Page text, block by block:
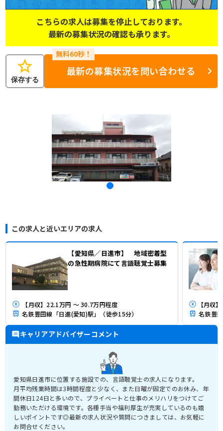
こちらの求人は募集を停止しております。
最新の募集状況の確認も承ります。
star
保存する
最新の募集状況を問い合わせる
この求人と近いエリアの求人
【愛知県／日進市】 地域密着型
の急性期病院にて言語聴覚士募集
【月収】22.1万円 ～ 30.7万円程度
名鉄豊田線「日進(愛知)駅」（徒歩15分）
名鉄豊
キャリアアドバイザーコメント
愛知県日進市に位置する施設での、言語聴覚士の求人になります。
月平均残業時間は3時間程度と少なく、また日曜が固定でのお休み、年
間休日124日と多いので、プライベートと仕事のメリハリをつけてご
勤務いただける環境です。各種手当や福利厚生が充実しているのも嬉
しいポイントです◎最新の求人状況や質問につきましては、お気軽に
お問合せください。